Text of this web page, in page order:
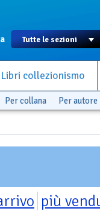
Libri collezionismo
Per collana Per autore
più